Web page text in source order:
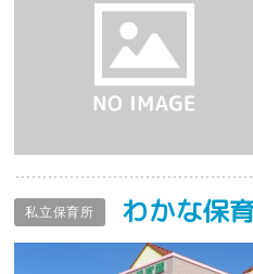
私立保育所 わかな保